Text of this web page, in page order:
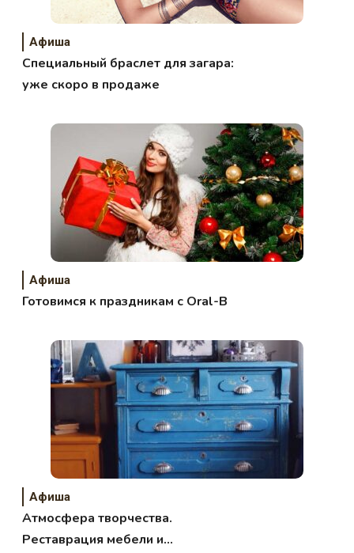
Афиша
Специальный браслет для загара:
уже скоро в продаже
Афиша
Готовимся к праздникам с Oral-B
Афиша
Атмосфера творчества.
Реставрация мебели и